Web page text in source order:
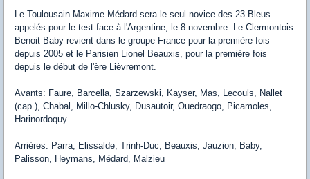
Le Toulousain Maxime Médard sera le seul novice des 23 Bleus
appelés pour le test face à l'Argentine, le 8 novembre. Le Clermontois
Benoit Baby revient dans le groupe France pour la première fois
depuis 2005 et le Parisien Lionel Beauxis, pour la première fois
depuis le début de l'ère Lièvremont.
Avants: Faure, Barcella, Szarzewski, Kayser, Mas, Lecouls, Nallet
(cap.), Chabal, Millo-Chlusky, Dusautoir, Ouedraogo, Picamoles,
Harinordoquy
Arrières: Parra, Elissalde, Trinh-Duc, Beauxis, Jauzion, Baby,
Palisson, Heymans, Médard, Malzieu